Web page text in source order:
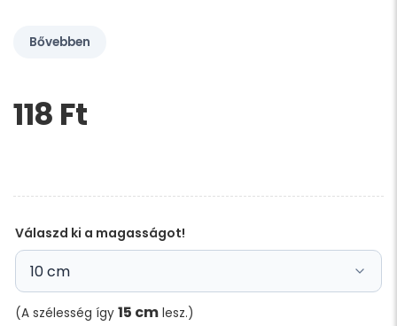
Bővebben
Kérem,
hagyja
118 Ft‎
Válaszd ki a magasságot!
(A szélesség így 15 cm lesz.)